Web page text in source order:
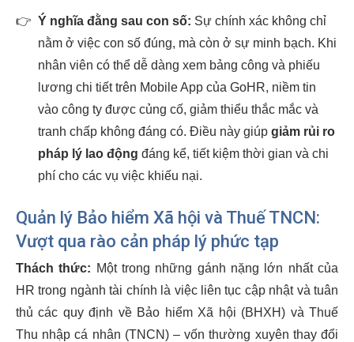
👉 Ý nghĩa đằng sau con số: Sự chính xác không chỉ
nằm ở việc con số đúng, mà còn ở sự minh bạch. Khi
nhân viên có thể dễ dàng xem bảng công và phiếu
lương chi tiết trên Mobile App của GoHR, niềm tin
vào công ty được củng cố, giảm thiểu thắc mắc và
tranh chấp không đáng có. Điều này giúp giảm rủi ro
pháp lý lao động đáng kể, tiết kiệm thời gian và chi
phí cho các vụ việc khiếu nại.
Quản lý Bảo hiểm Xã hội và Thuế TNCN:
Vượt qua rào cản pháp lý phức tạp
Thách thức: Một trong những gánh nặng lớn nhất của
HR trong ngành tài chính là việc liên tục cập nhật và tuân
thủ các quy định về Bảo hiểm Xã hội (BHXH) và Thuế
Thu nhập cá nhân (TNCN) – vốn thường xuyên thay đổi